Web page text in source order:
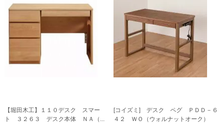
【堀田木工】１１０デスク スマー
ト ３２６３ デスク本体 ＮＡ（...
[コイズミ] デスク ペグ ＰＤＤ－６
４２ ＷＯ（ウォルナットオーク）